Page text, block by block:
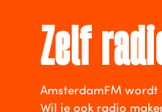
Zelf
AmsterdamFM
Wil je ook radio